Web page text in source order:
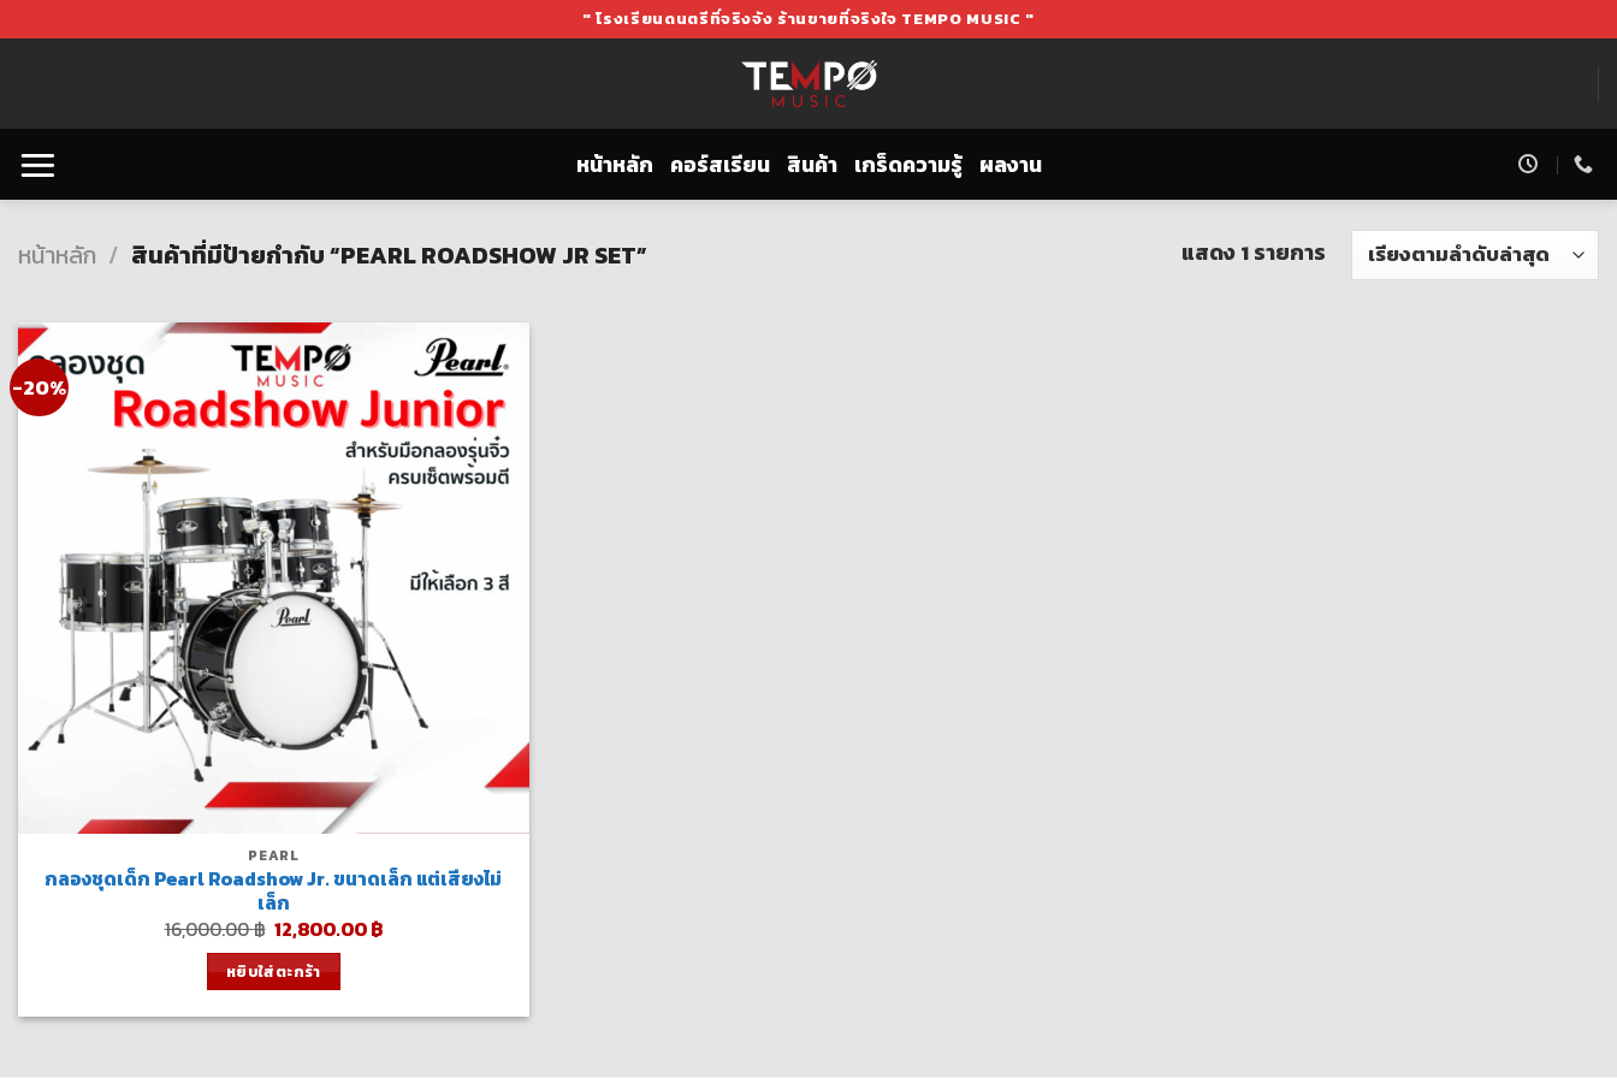
to
" โรงเรียนดนตรีที่จริงจัง ร้านขายที่จริงใจ TEMPO MUSIC "
หน้าหลัก คอร์สเรียน สินค้า เกร็ดความรู้ ผลงาน
หน้าหลัก / สินค้าที่มีป้ายกำกับ “PEARL ROADSHOW JR SET” แสดง 1 รายการ
-20%
PEARL
กลองชุดเด็ก Pearl Roadshow Jr. ขนาดเล็ก แต่เสียงไม่
เล็ก
16,000.00฿ Original
price
was:
16,000.00 ฿.
12,800.00฿Current
หยิบใส่ตะกร้า